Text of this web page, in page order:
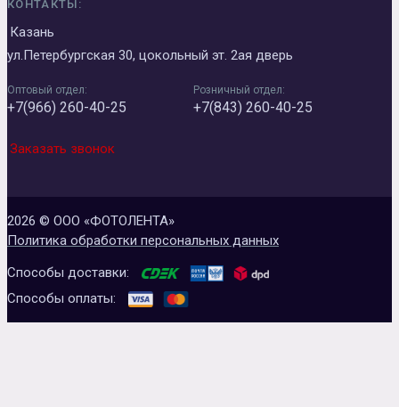
КОНТАКТЫ:
Казань
ул.Петербургская 30, цокольный эт. 2ая дверь
Оптовый отдел:
+7(966) 260-40-25
Розничный отдел:
+7(843) 260-40-25
Заказать звонок
2026 © ООО «ФОТОЛЕНТА»
Политика обработки персональных данных
Способы доставки:
Способы оплаты: